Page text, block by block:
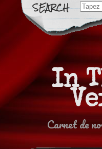
for:
In
Carnet de